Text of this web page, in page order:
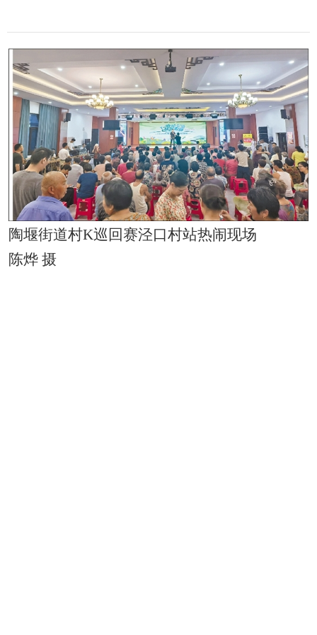
陶堰街道村K巡回赛泾口村站热闹现场
陈烨 摄